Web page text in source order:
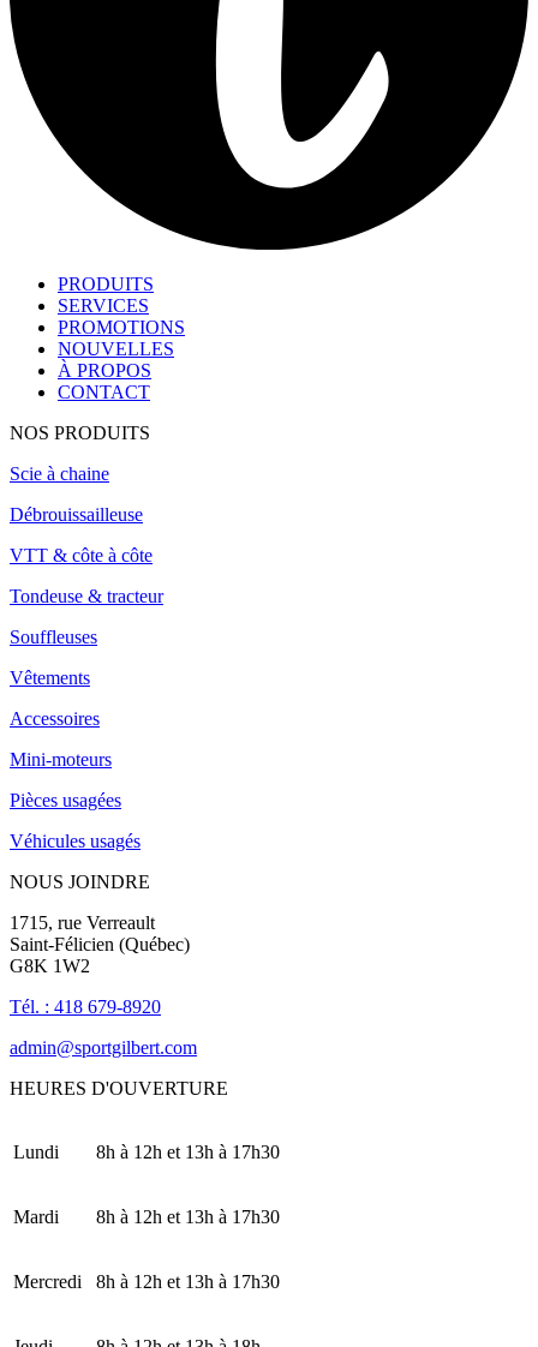
PRODUITS
SERVICES
PROMOTIONS
NOUVELLES
À PROPOS
CONTACT
NOS PRODUITS
Scie à chaine
Débrouissailleuse
VTT & côte à côte
Tondeuse & tracteur
Souffleuses
Vêtements
Accessoires
Mini-moteurs
Pièces usagées
Véhicules usagés
NOUS JOINDRE
1715, rue Verreault
Saint-Félicien (Québec)
G8K 1W2
Tél. : 418 679-8920
admin@sportgilbert.com
HEURES D'OUVERTURE
Lundi 8h à 12h et 13h à 17h30
Mardi 8h à 12h et 13h à 17h30
Mercredi 8h à 12h et 13h à 17h30